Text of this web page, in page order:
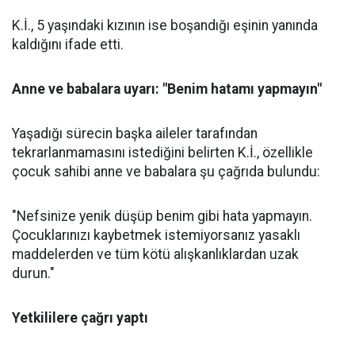
K.İ., 5 yaşındaki kızının ise boşandığı eşinin yanında
kaldığını ifade etti.
Anne ve babalara uyarı: "Benim hatamı yapmayın"
Yaşadığı sürecin başka aileler tarafından
tekrarlanmamasını istediğini belirten K.İ., özellikle
çocuk sahibi anne ve babalara şu çağrıda bulundu:
"Nefsinize yenik düşüp benim gibi hata yapmayın.
Çocuklarınızı kaybetmek istemiyorsanız yasaklı
maddelerden ve tüm kötü alışkanlıklardan uzak
durun."
Yetkililere çağrı yaptı